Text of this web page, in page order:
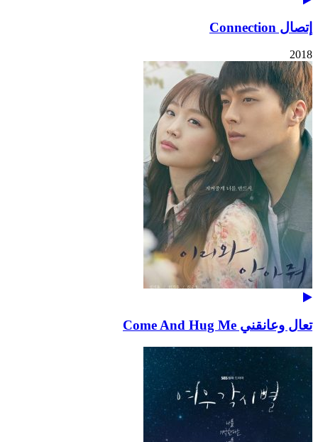
إتصال Connection
2018
تعال وعانقني Come And Hug Me